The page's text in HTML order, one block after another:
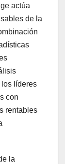
actúa
de la
los líderes
con
rentables
la